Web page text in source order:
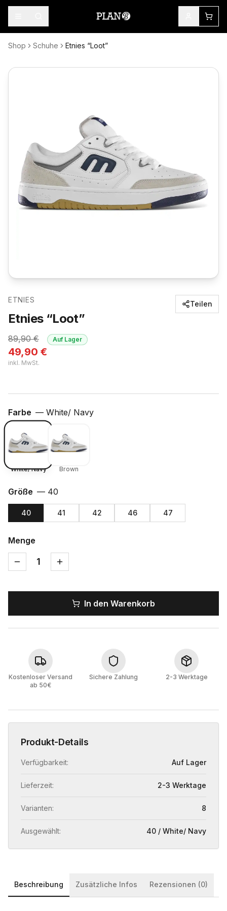
Shop Schuhe Etnies “Loot”
ETNIES
Etnies “Loot”
89,90€
49,90 €
inkl. MwSt.
Auf Lager
Teilen
Farbe — White/ Navy
White/ Navy Brown
Größe — 40
40 41 42 46 47
Menge
1
In den Warenkorb
Kostenloser Versand
ab 50€
Sichere Zahlung 2-3 Werktage
Produkt-Details
Verfügbarkeit: Auf Lager
Lieferzeit: 2-3 Werktage
Varianten: 8
Ausgewählt: 40 / White/ Navy
Beschreibung Zusätzliche Infos Rezensionen (0)